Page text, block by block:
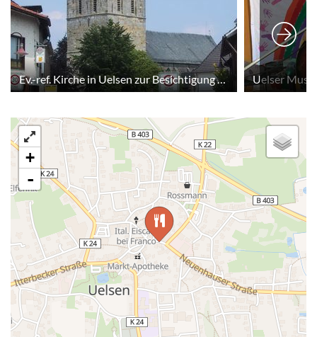
Ev.-ref. Kirche in Uelsen zur Besichtigung geöffnet
+
-